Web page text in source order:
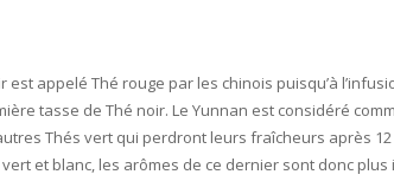
est appelé Thé rouge par les chinois puisqu’à
tasse de Thé noir. Le Yunnan est considéré
Thés vert qui perdront leurs fraîcheurs après
et blanc, les arômes de ce dernier sont donc